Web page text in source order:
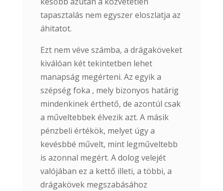
tapasztalás nem egyszer eloszlatja az
áhitatot.
Ezt nem véve számba, a drágaköveket
kiválóan két tekintetben lehet
manapság megérteni. Az egyik a
szépség foka , mely bizonyos határig
mindenkinek érthető, de azontúl csak
a műveltebbek élvezik azt. A másik
pénzbeli értékök, melyet úgy a
kevésbbé művelt, mint legműveltebb
is azonnal megért. A dolog velejét
valójában ez a kettő illeti, a többi, a
drágakövek megszabásához